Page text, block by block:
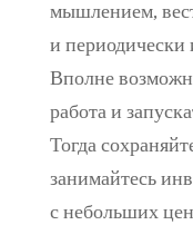
мышлением,
и
Вполне
работа и
Тогда
занимайтесь
с небольших